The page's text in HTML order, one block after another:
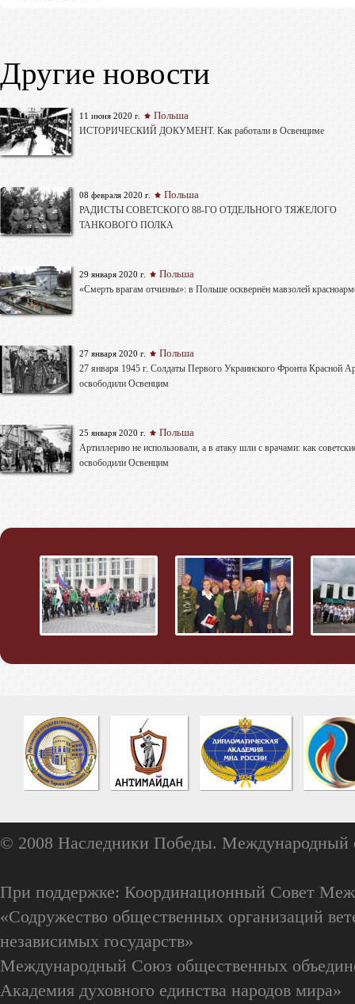
Другие новости
11 июня 2020 г. Польша
ИСТОРИЧЕСКИЙ ДОКУМЕНТ. Как работали в Освенциме
08 февраля 2020 г. Польша
РАДИСТЫ СОВЕТСКОГО 88-ГО ОТДЕЛЬНОГО ТЯЖЕЛОГО
ТАНКОВОГО ПОЛКА
29 января 2020 г. Польша
«Смерть врагам отчизны»: в Польше осквернён мавзолей
27 января 2020 г. Польша
27 января 1945 г. Солдаты Первого Украинского Фронта Красной
освободили Освенцим
25 января 2020 г. Польша
Артиллерию не использовали, а в атаку шли с врачами: как
освободили Освенцим
© 2008 Наследники Победы. Международный
При поддержке: Координационный Совет
«Содружество общественных организаций
независимых государств»
Международный Союз общественных
Академия духовного единства народов мира»